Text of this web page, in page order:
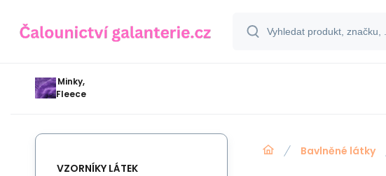
Minky,
Fleece
Bavlněné látky
VZORNÍKY LÁTEK